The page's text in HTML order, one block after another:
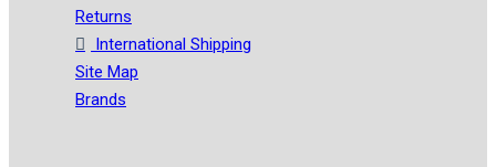
Returns
International Shipping
Site Map
Brands